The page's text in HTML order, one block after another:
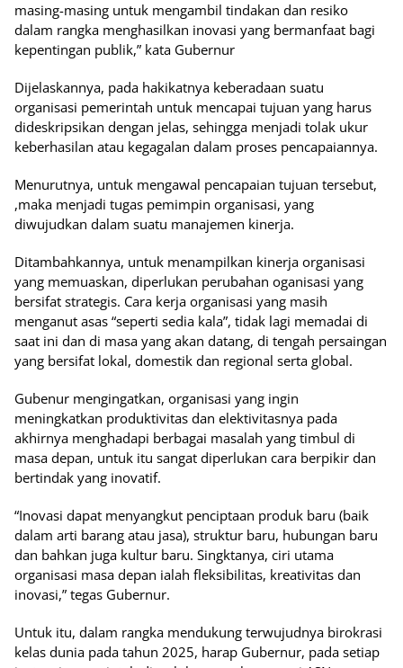
masing-masing untuk mengambil tindakan dan resiko
dalam rangka menghasilkan inovasi yang bermanfaat bagi
kepentingan publik,” kata Gubernur
Dijelaskannya, pada hakikatnya keberadaan suatu
organisasi pemerintah untuk mencapai tujuan yang harus
dideskripsikan dengan jelas, sehingga menjadi tolak ukur
keberhasilan atau kegagalan dalam proses pencapaiannya.
Menurutnya, untuk mengawal pencapaian tujuan tersebut,
,maka menjadi tugas pemimpin organisasi, yang
diwujudkan dalam suatu manajemen kinerja.
Ditambahkannya, untuk menampilkan kinerja organisasi
yang memuaskan, diperlukan perubahan oganisasi yang
bersifat strategis. Cara kerja organisasi yang masih
menganut asas “seperti sedia kala”, tidak lagi memadai di
saat ini dan di masa yang akan datang, di tengah persaingan
yang bersifat lokal, domestik dan regional serta global.
Gubenur mengingatkan, organisasi yang ingin
meningkatkan produktivitas dan elektivitasnya pada
akhirnya menghadapi berbagai masalah yang timbul di
masa depan, untuk itu sangat diperlukan cara berpikir dan
bertindak yang inovatif.
“Inovasi dapat menyangkut penciptaan produk baru (baik
dalam arti barang atau jasa), struktur baru, hubungan baru
dan bahkan juga kultur baru. Singktanya, ciri utama
organisasi masa depan ialah fleksibilitas, kreativitas dan
inovasi,” tegas Gubernur.
Untuk itu, dalam rangka mendukung terwujudnya birokrasi
kelas dunia pada tahun 2025, harap Gubernur, pada setiap